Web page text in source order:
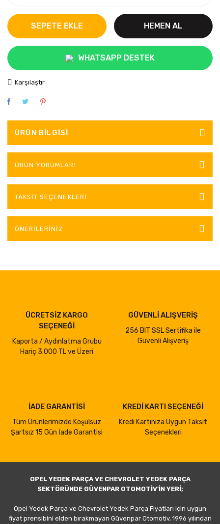
SEPETE EKLE HEMEN AL
WHATSAPP DESTEK
Karşılaştır
ÜRÜN BILGISI
ÜRÜN YORUMLARI
TAKSIT SEÇENEKLERI
ÖNERILERINIZ
ÜCRETSİZ KARGO
SEÇENEĞİ
Kaporta / Aydınlatma Grubu
Hariç 3.000 TL ve Üzeri
GÜVENLİ ALIŞVERİŞ
256 BIT SSL Sertifika ile
Güvenli Alışveriş
İADE GARANTİSİ
Tüm Ürünlerimizde Koşulsuz
Şartsız 15 Gün İade Garantisi
KREDİ KARTI SEÇENEĞİ
Kredi Kartınıza Uygun Taksit
Seçenekleri
OPEL YEDEK PARÇA VE CHEVROLET YEDEK PARÇA
SEKTÖRÜNDE GÜVENPAR OTOMOTİV'İN YERİ;
Opel Yedek Parça ve Chevrolet Yedek Parça Fiyatları için uygun
fiyat prensibini elden bırakmayan Güvenpar Otomotiv, 1996 yılından